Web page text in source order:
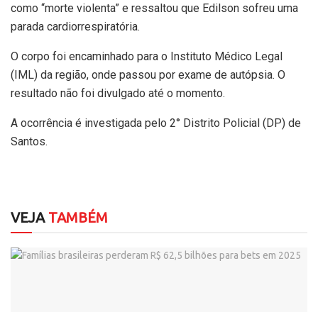
como “morte violenta” e ressaltou que Edilson sofreu uma
parada cardiorrespiratória.
O corpo foi encaminhado para o Instituto Médico Legal
(IML) da região, onde passou por exame de autópsia. O
resultado não foi divulgado até o momento.
A ocorrência é investigada pelo 2° Distrito Policial (DP) de
Santos.
VEJATAMBÉM